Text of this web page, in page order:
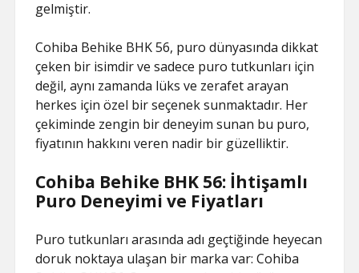
gelmiştir.
Cohiba Behike BHK 56, puro dünyasında dikkat
çeken bir isimdir ve sadece puro tutkunları için
değil, aynı zamanda lüks ve zerafet arayan
herkes için özel bir seçenek sunmaktadır. Her
çekiminde zengin bir deneyim sunan bu puro,
fiyatının hakkını veren nadir bir güzelliktir.
Cohiba Behike BHK 56: İhtişamlı
Puro Deneyimi ve Fiyatları
Puro tutkunları arasında adı geçtiğinde heyecan
doruk noktaya ulaşan bir marka var: Cohiba